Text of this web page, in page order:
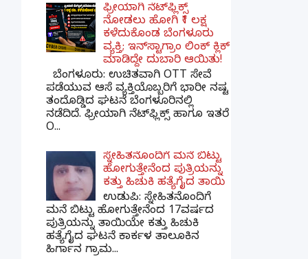
ಫ್ರೀಯಾಗಿ ನೆಟ್‌ಫ್ಲಿಕ್ಸ್
ನೋಡಲು ಹೋಗಿ ₹1 ಲಕ್ಷ
ಕಳೆದುಕೊಂಡ ಬೆಂಗಳೂರು
ವ್ಯಕ್ತಿ; ಇನ್‌ಸ್ಟಾಗ್ರಾಂ ಲಿಂಕ್ ಕ್ಲಿಕ್
ಮಾಡಿದ್ದೇ ದುಬಾರಿ ಆಯಿತು!
ಬೆಂಗಳೂರು: ಉಚಿತವಾಗಿ OTT ಸೇವೆ
ಪಡೆಯುವ ಆಸೆ ವ್ಯಕ್ತಿಯೊಬ್ಬರಿಗೆ ಭಾರೀ ನಷ್ಟ
ತಂದೊಡ್ಡಿದ ಘಟನೆ ಬೆಂಗಳೂರಿನಲ್ಲಿ
ನಡೆದಿದೆ. ಫ್ರೀಯಾಗಿ ನೆಟ್‌ಫ್ಲಿಕ್ಸ್ ಹಾಗೂ ಇತರೆ
O...
ಸ್ನೇಹಿತನೊಂದಿಗೆ ಮನೆ ಬಿಟ್ಟು
ಹೋಗುತ್ತೇನೆಂದ ಪುತ್ರಿಯನ್ನು
ಕತ್ತು ಹಿಚುಕಿ ಹತ್ಯೆಗೈದ ತಾಯಿ
ಉಡುಪಿ: ಸ್ನೇಹಿತನೊಂದಿಗೆ
ಮನೆ ಬಿಟ್ಟು ಹೋಗುತ್ತೇನೆಂದ 17ವರ್ಷದ
ಪುತ್ರಿಯನ್ನು ತಾಯಿಯೇ ಕತ್ತು ಹಿಚುಕಿ
ಹತ್ಯೆಗೈದ ಘಟನೆ ಕಾರ್ಕಳ ತಾಲೂಕಿನ
ಹಿರ್ಗಾನ ಗ್ರಾಮ...